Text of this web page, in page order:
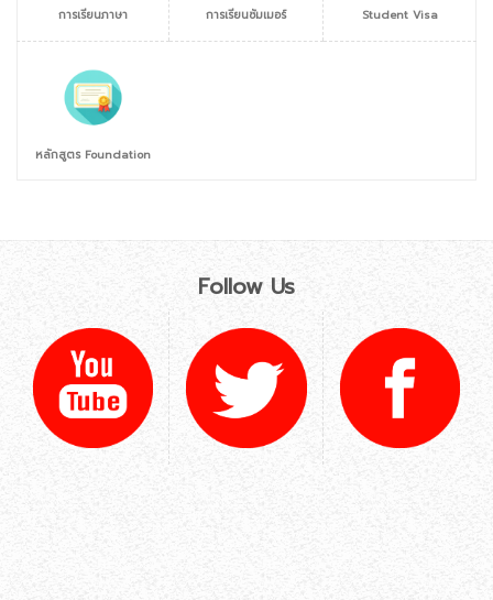
การเรียนภาษา การเรียนซัมเมอร์ Student Visa
หลักสูตร Foundation
Follow Us